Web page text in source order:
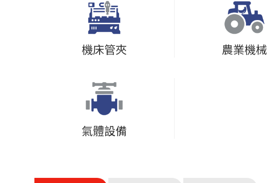
機床管夾 農業機械
氣體設備